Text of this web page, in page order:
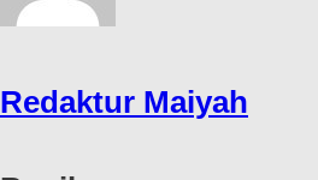
Redaktur Maiyah